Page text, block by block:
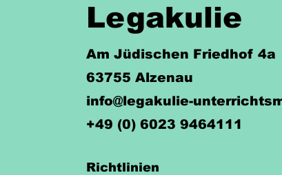
Legakulie
Am Jüdischen Friedhof 4a
63755 Alzenau
info@legakulie-
+49 (0) 6023 9464111
Richtlinien